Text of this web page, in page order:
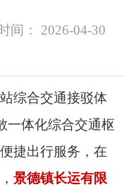
间： 2026-04-30
综合交通接驳体
一体化综合交通枢
捷出行服务，在
景德镇长运有限